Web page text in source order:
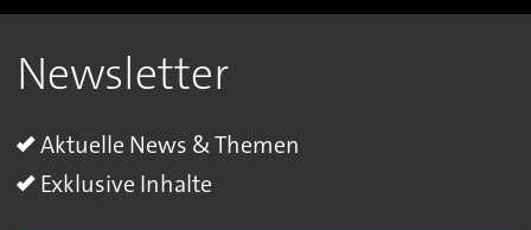
Newsletter
Aktuelle News & Themen
Exklusive Inhalte